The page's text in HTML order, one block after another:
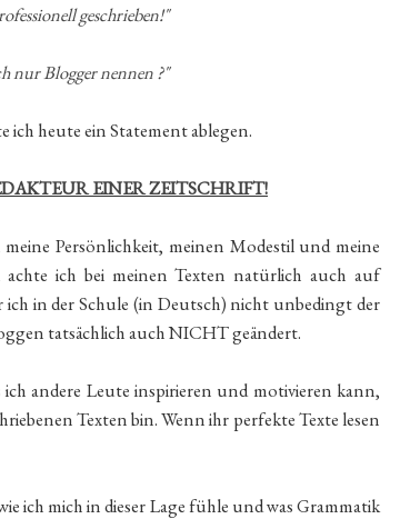
geschrieben!"
nur Blogger nennen ?"
ich heute ein Statement ablegen.
EINER ZEITSCHRIFT!
Persönlichkeit, meinen Modestil und meine
achte ich bei meinen Texten natürlich auch auf
in der Schule (in Deutsch) nicht unbedingt der
tatsächlich auch NICHT geändert.
andere Leute inspirieren und motivieren kann,
Texten bin. Wenn ihr perfekte Texte lesen
ich mich in dieser Lage fühle und was Grammatik